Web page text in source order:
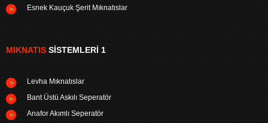
Esnek Kauçuk Şerit Mıknatıslar
MIKNATISSISTEMLERI 1
Levha Mıknatıslar
Bant Üstü Askılı Seperatör
Anafor Akımlı Seperatör